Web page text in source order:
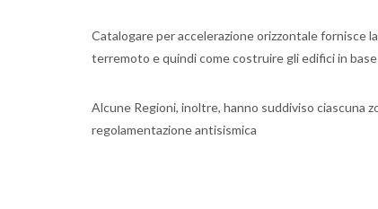
Catalogare per accelerazione orizzontale
terremoto e quindi come costruire gli edifici in
Alcune Regioni, inoltre, hanno suddiviso ciascuna
regolamentazione antisismica